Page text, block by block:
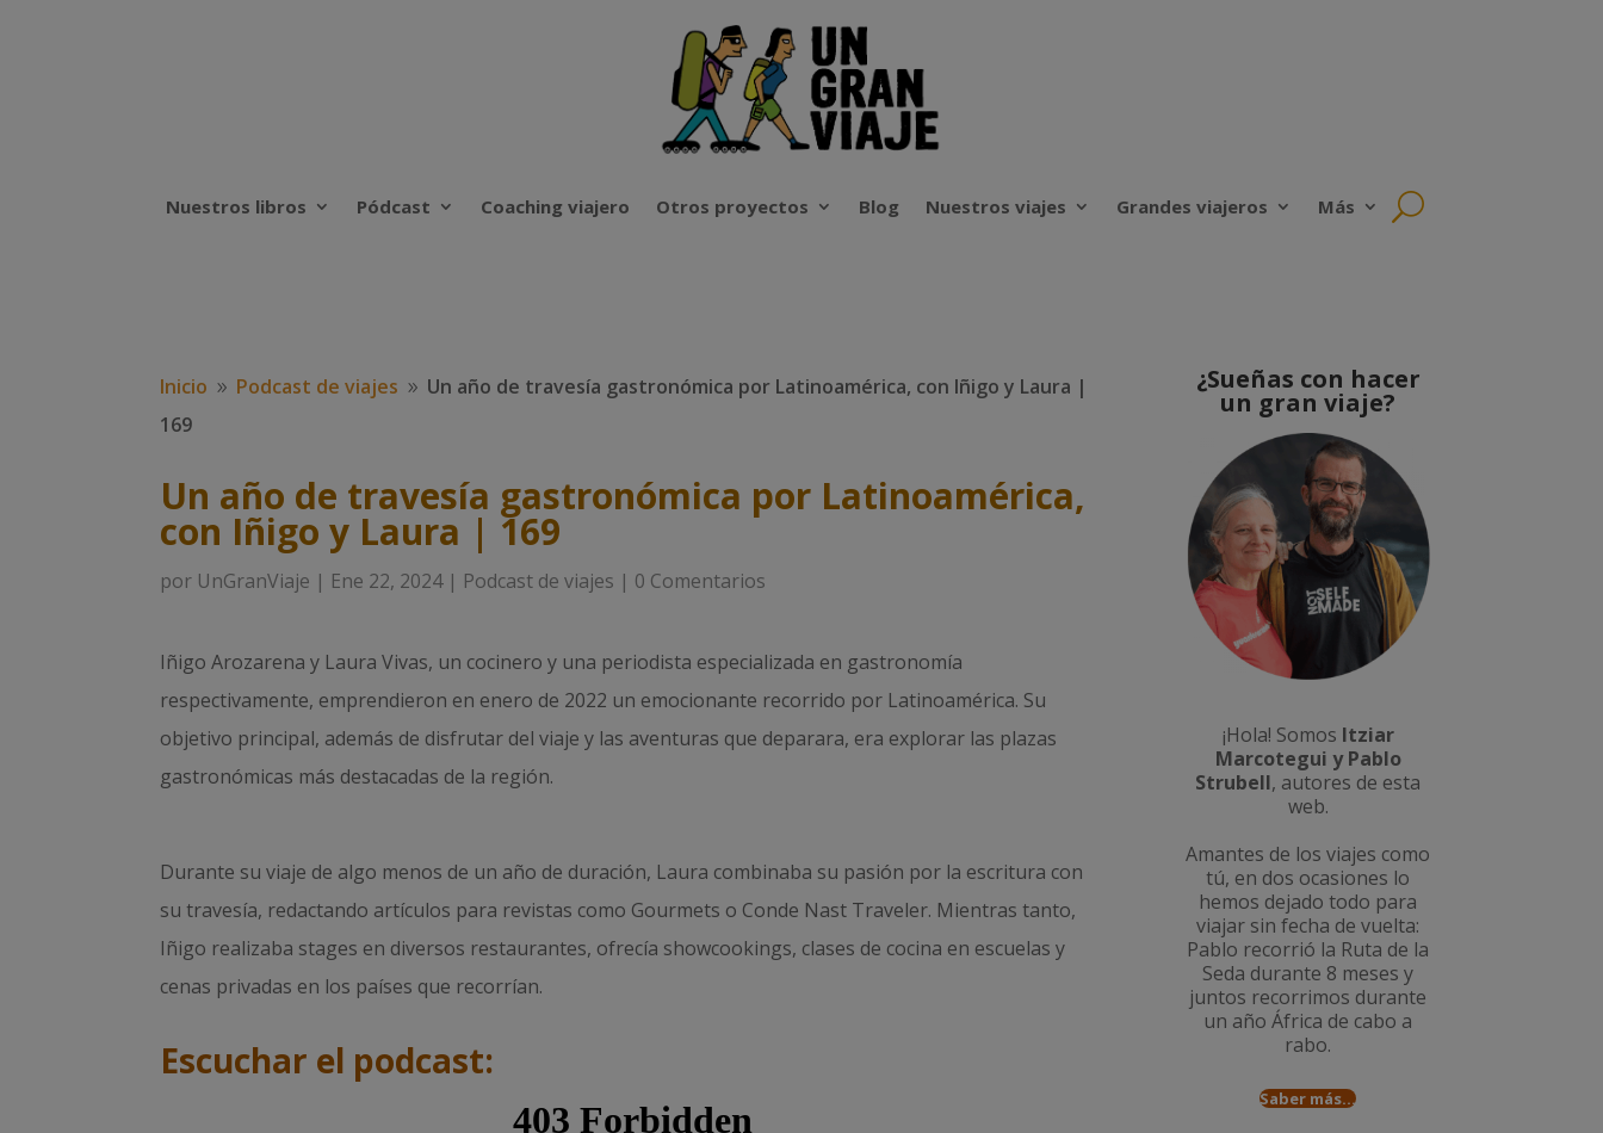
Nuestros libros Pódcast Coaching viajero Otros proyectos Blog Nuestros viajes Grandes viajeros Más
Inicio 9 Podcast de viajes 9 Un año de travesía gastronómica por Latinoamérica, con Iñigo y Laura |
169
Un año de travesía gastronómica por Latinoamérica,
con Iñigo y Laura | 169
por UnGranViaje | Ene 22, 2024| Podcast de viajes | 0 Comentarios
Iñigo Arozarena y Laura Vivas, un cocinero y una periodista especializada en gastronomía
respectivamente, emprendieron en enero de 2022 un emocionante recorrido por Latinoamérica. Su
objetivo principal, además de disfrutar del viaje y las aventuras que deparara, era explorar las plazas
gastronómicas más destacadas de la región.
Durante su viaje de algo menos de un año de duración, Laura combinaba su pasión por la escritura con
su travesía, redactando artículos para revistas como Gourmets o Conde Nast Traveler. Mientras tanto,
Iñigo realizaba stages en diversos restaurantes, ofrecía showcookings, clases de cocina en escuelas y
cenas privadas en los países que recorrían.
Escuchar el podcast:
¿Sueñas con hacer
un gran viaje?
¡Hola! Somos Itziar
Marcotegui y Pablo
Strubell, autores de esta
web.
Amantes de los viajes como
tú, en dos ocasiones lo
hemos dejado todo para
viajar sin fecha de vuelta:
Pablo recorrió la Ruta de la
Seda durante 8 meses y
juntos recorrimos durante
un añoÁfrica de cabo a
rabo.
Saber más...